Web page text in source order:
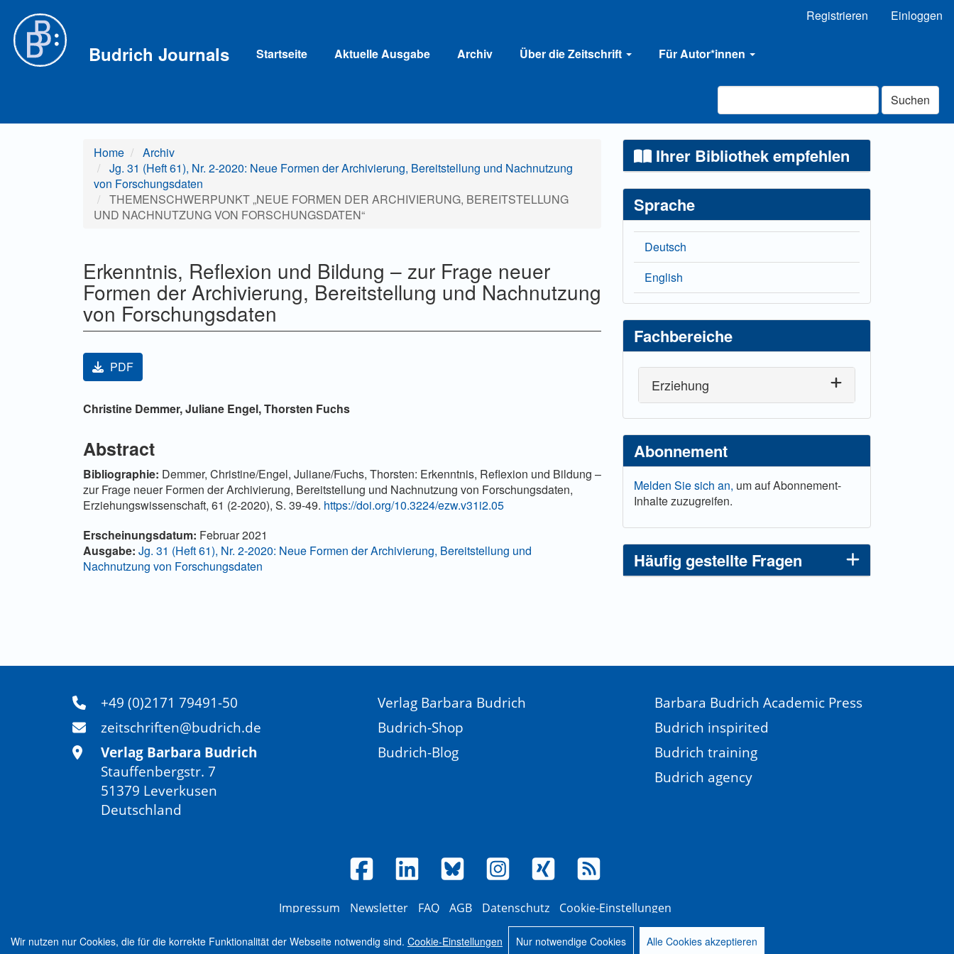
Wir nutzen nur Cookies, die für die korrekte Funktionalität der Webseite notwendig sind. Cookie-Einstellungen Nur notwendige Cookies Alle Cookies akzeptieren
Hauptinhalt
Sidebar
Registrieren Einloggen
Budrich Journals Startseite Aktuelle Ausgabe Archiv Über die Zeitschrift Für Autor*innen
Suchen
Home
Archiv
Jg. 31 (Heft 61), Nr. 2-2020: Neue Formen der Archivierung, Bereitstellung und Nachnutzung
von Forschungsdaten
THEMENSCHWERPUNKT „NEUE FORMEN DER ARCHIVIERUNG, BEREITSTELLUNG
UND NACHNUTZUNG VON FORSCHUNGSDATEN“
Erkenntnis, Reflexion und Bildung – zur Frage neuer
Formen der Archivierung, Bereitstellung und Nachnutzung
von Forschungsdaten
Artikel-Sidebar
PDF
Hauptsächlicher Artikelinhalt
Christine Demmer,Juliane Engel,Thorsten Fuchs
Abstract
Bibliographie: Demmer, Christine/Engel, Juliane/Fuchs, Thorsten: Erkenntnis, Reflexion und Bildung –
zur Frage neuer Formen der Archivierung, Bereitstellung und Nachnutzung von Forschungsdaten,
Erziehungswissenschaft, 61 (2-2020), S. 39-49. https://doi.org/10.3224/ezw.v31i2.05
Artikel-Details
Erscheinungsdatum: Februar 2021
Ausgabe: Jg. 31 (Heft 61), Nr. 2-2020: Neue Formen der Archivierung, Bereitstellung und
Nachnutzung von Forschungsdaten
Ihrer Bibliothek empfehlen
Sprache
Deutsch
English
Fachbereiche
Erziehung
Abonnement
Melden Sie sich an, um auf Abonnement-
Inhalte zuzugreifen.
Häufig gestellte Fragen
+49 (0)2171 79491-50
zeitschriften@budrich.de
Verlag Barbara Budrich
Stauffenbergstr. 7
51379 Leverkusen
Deutschland
Verlag Barbara Budrich
Budrich-Shop
Budrich-Blog
Barbara Budrich Academic Press
Budrich inspirited
Budrich training
Budrich agency
Impressum Newsletter FAQ AGB Datenschutz Cookie-Einstellungen
© 2026 Verlag Barbara Budrich